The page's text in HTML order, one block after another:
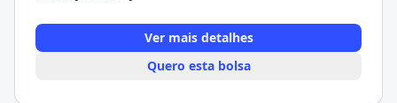
Ver mais detalhes
Quero esta bolsa